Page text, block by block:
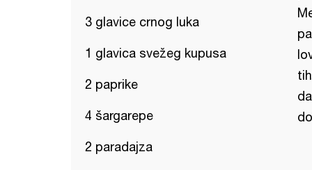
3 glavice crnog luka
1 glavica svežeg kupusa
2 paprike
4 šargarepe
2 paradajza